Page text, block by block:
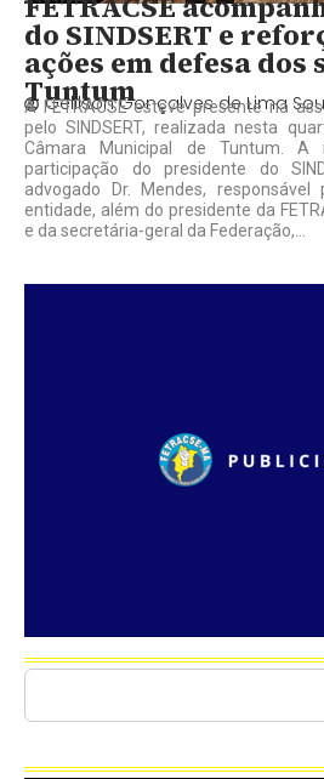
do SINDSERT e
ações em defesa
Tuntum
Gelilson Gonçalves de Lima
A FETRACSE esteve presente na
pelo SINDSERT, realizada nesta
Câmara Municipal de Tuntum.
participação do presidente do
advogado Dr. Mendes,
entidade, além do presidente da
e da secretária-geral da Federação,...